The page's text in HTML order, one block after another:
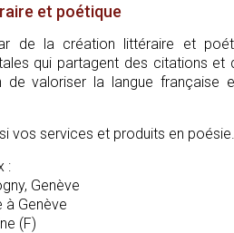
et poétique
de la création littéraire et
qui partagent des citations et
de valoriser la langue française
vos services et produits en poésie.
:
Genève
à Genève
(F)